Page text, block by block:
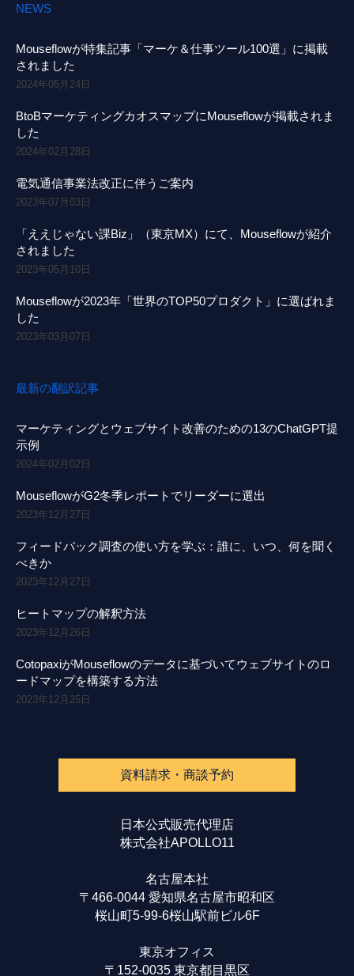
NEWS
Mouseflowが特集記事「マーケ＆仕事ツール100選」に掲載
されました
2024年05月24日
BtoBマーケティングカオスマップにMouseflowが掲載されま
した
2024年02月28日
電気通信事業法改正に伴うご案内
2023年07月03日
「ええじゃない課Biz」（東京MX）にて、Mouseflowが紹介
されました
2023年05月10日
Mouseflowが2023年「世界のTOP50プロダクト」に選ばれま
した
2023年03月07日
最新の翻訳記事
マーケティングとウェブサイト改善のための13のChatGPT提
示例
2024年02月02日
MouseflowがG2冬季レポートでリーダーに選出
2023年12月27日
フィードバック調査の使い方を学ぶ：誰に、いつ、何を聞く
べきか
2023年12月27日
ヒートマップの解釈方法
2023年12月26日
CotopaxiがMouseflowのデータに基づいてウェブサイトのロ
ードマップを構築する方法
2023年12月25日
資料請求・商談予約
日本公式販売代理店
株式会社APOLLO11
名古屋本社
〒466-0044 愛知県名古屋市昭和区
桜山町5-99-6桜山駅前ビル6F
東京オフィス
〒152-0035 東京都目黒区